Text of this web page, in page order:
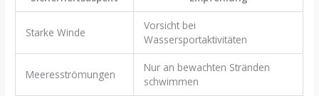
Starke Winde
Vorsicht bei
Wassersportaktivitäten
Meeresströmungen
Nur an bewachten Stränden
schwimmen